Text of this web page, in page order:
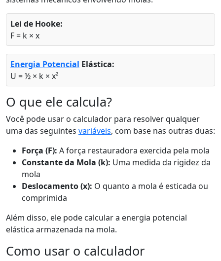
Lei de Hooke:
F = k × x
Energia Potencial Elástica:
U = ½ × k × x²
O que ele calcula?
Você pode usar o calculador para resolver qualquer
uma das seguintes variáveis, com base nas outras duas:
Força (F): A força restauradora exercida pela mola
Constante da Mola (k): Uma medida da rigidez da
mola
Deslocamento (x): O quanto a mola é esticada ou
comprimida
Além disso, ele pode calcular a energia potencial
elástica armazenada na mola.
Como usar o calculador